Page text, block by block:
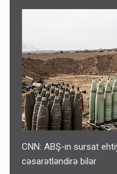
CNN: ABŞ-ın sursat
cəsarətləndirə bilər